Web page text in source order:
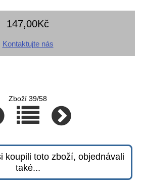
147,00Kč
Kontaktujte nás
Zboží 39/58
koupili toto zboží, objednávali
také...